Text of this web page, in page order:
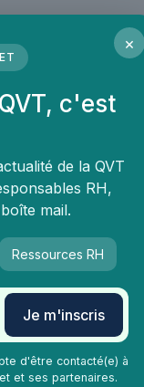
collaborateurs
×
c'est
de la QVT
RH,
mail.
Ressources RH
Je m'inscris
d'être contacté(e) à
et ses partenaires.